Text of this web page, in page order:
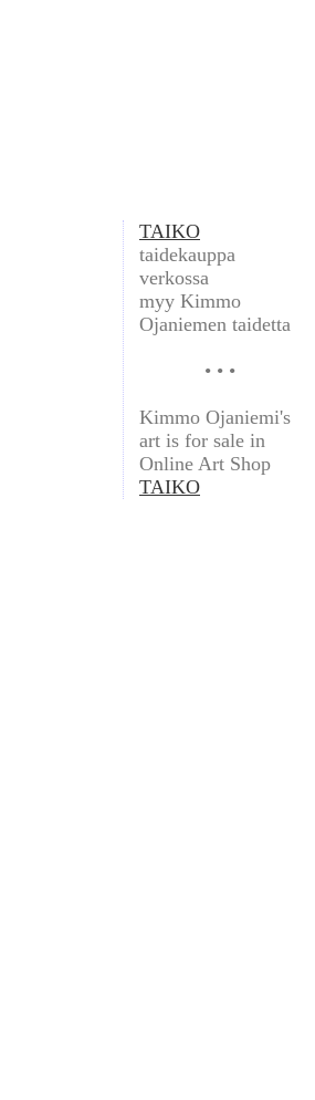
TAIKO
taidekauppa
verkossa
myy Kimmo
Ojaniemen taidetta
• • •
Kimmo Ojaniemi's
art is for sale in
Online Art Shop
TAIKO